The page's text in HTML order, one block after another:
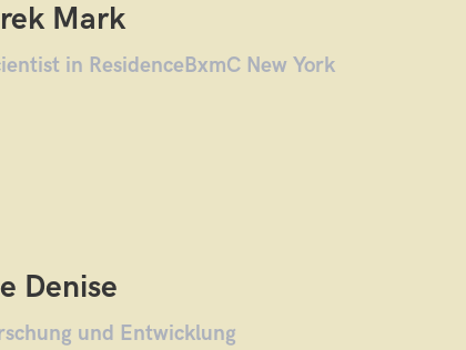
Mark
in ResidenceBxmC New York
Denise
und Entwicklung